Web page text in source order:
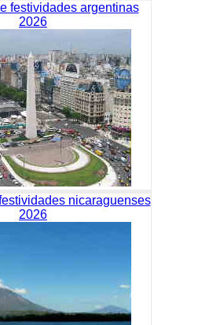
festividades argentinas
2026
nicaraguenses
2026